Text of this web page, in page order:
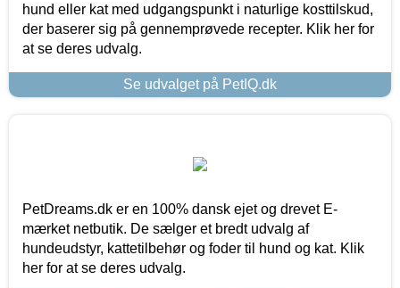
hund eller kat med udgangspunkt i naturlige kosttilskud,
der baserer sig på gennemprøvede recepter. Klik her for
at se deres udvalg.
Se udvalget på PetIQ.dk
PetDreams.dk er en 100% dansk ejet og drevet E-
mærket netbutik. De sælger et bredt udvalg af
hundeudstyr, kattetilbehør og foder til hund og kat. Klik
her for at se deres udvalg.